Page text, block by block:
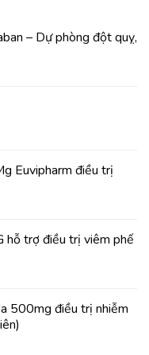
– Dự phòng đột quỵ,
Euvipharm điều trị
hỗ trợ điều trị viêm phế
500mg điều trị nhiễm